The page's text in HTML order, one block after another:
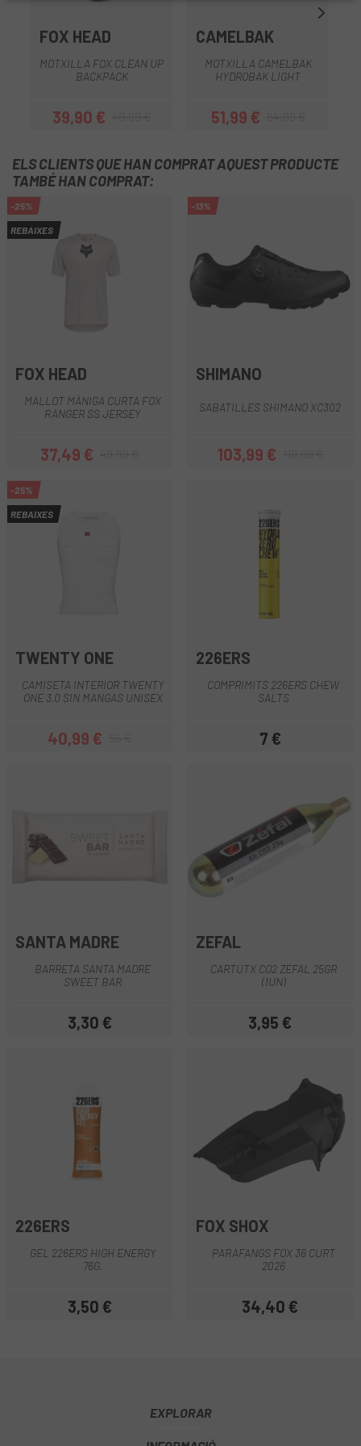
FOX HEAD
MOTXILLA FOX CLEAN UP
BACKPACK
Preu
39,90 €Preu regular
CAMELBAK
MOTXILLA CAMELBAK
HYDROBAK LIGHT
Preu
51,99 €Preu regular
ELS CLIENTS QUE HAN COMPRAT AQUEST PRODUCTE
TAMBÉ HAN COMPRAT:
-25%
REBAIXES
FOX HEAD
MALLOT MÀNIGA CURTA FOX
RANGER SS JERSEY
Preu
37,49 €Preu regular
-13%
SHIMANO
SABATILLES SHIMANO XC302
Preu
103,99 €Preu regular
-25%
REBAIXES
TWENTY ONE
CAMISETA INTERIOR TWENTY
ONE 3.0 SIN MANGAS UNISEX
Preu
40,99 €Preu regular
226ERS
COMPRIMITS 226ERS CHEW
SALTS
Preu
7 €
SANTA MADRE
BARRETA SANTA MADRE
SWEET BAR
Preu
3,30 €
ZEFAL
CARTUTX CO2 ZEFAL 25GR
(1UN)
Preu
3,95 €
226ERS
GEL 226ERS HIGH ENERGY
76G.
Preu
3,50 €
FOX SHOX
PARAFANGS FOX 36 CURT
2026
Preu
34,40 €
EXPLORAR